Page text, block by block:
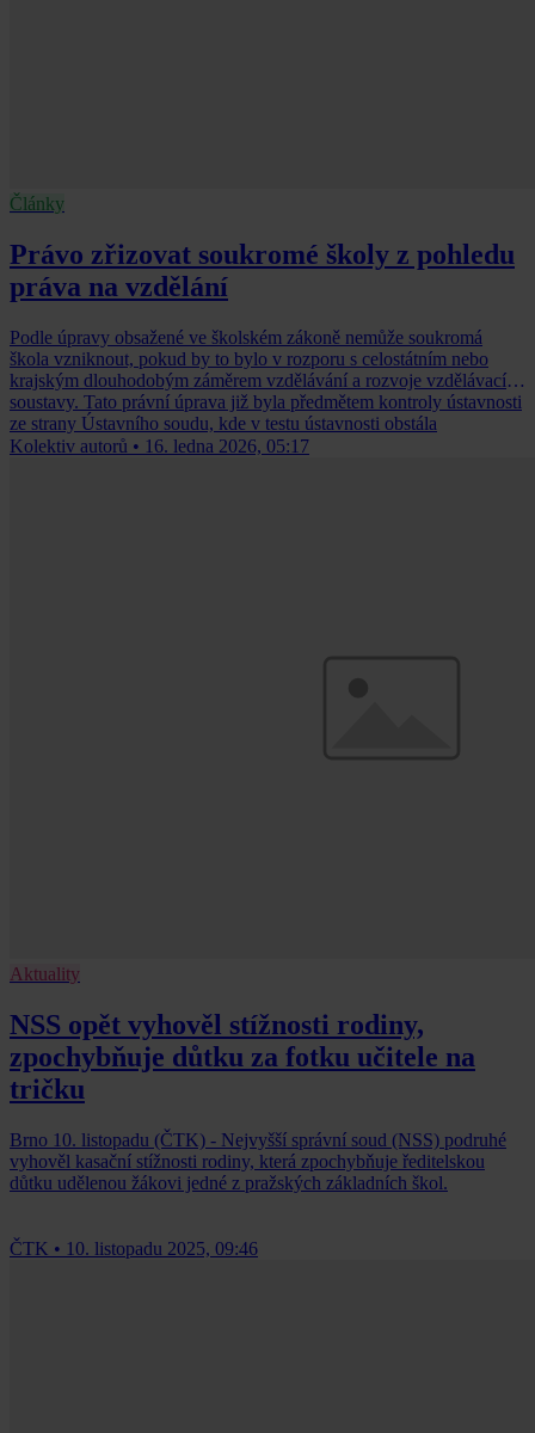
Články
Právo zřizovat soukromé školy z pohledu
práva na vzdělání
Podle úpravy obsažené ve školském zákoně nemůže soukromá
škola vzniknout, pokud by to bylo v rozporu s celostátním nebo
krajským dlouhodobým záměrem vzdělávání a rozvoje vzdělávací
soustavy. Tato právní úprava již byla předmětem kontroly ústavnosti
ze strany Ústavního soudu, kde v testu ústavnos­ti obstála
Kolektiv autorů • 16. ledna 2026, 05:17
Aktuality
NSS opět vyhověl stížnosti rodiny,
zpochybňuje důtku za fotku učitele na
tričku
Brno 10. listopadu (ČTK) - Nejvyšší správní soud (NSS) podruhé
vyhověl kasační stížnosti rodiny, která zpochybňuje ředitelskou
důtku udělenou žákovi jedné z pražských základních škol.
ČTK • 10. listopadu 2025, 09:46